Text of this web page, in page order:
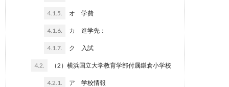
4.1.5. オ 学費
4.1.6. カ 進学先：
4.1.7. ク 入試
4.2. （2）横浜国立大学教育学部付属鎌倉小学校
4.2.1. ア 学校情報